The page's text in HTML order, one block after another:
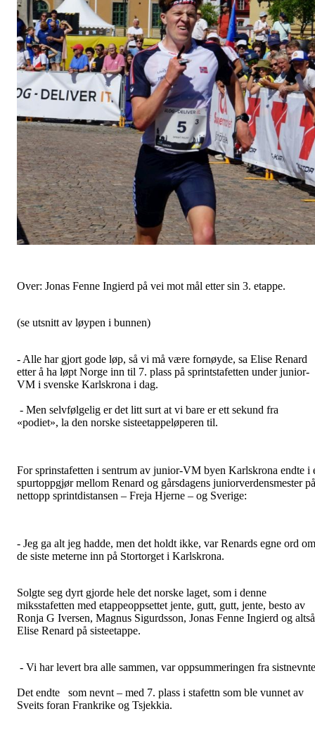
Over: Jonas Fenne Ingierd på vei mot mål etter sin 3. etappe.
(se utsnitt av løypen i bunnen)
- Alle har gjort gode løp, så vi må være fornøyde, sa Elise Renard
etter å ha løpt Norge inn til 7. plass på sprintstafetten under junior-
VM i svenske Karlskrona i dag.
- Men selvfølgelig er det litt surt at vi bare er ett sekund fra
«podiet», la den norske sisteetappeløperen til.
For sprinstafetten i sentrum av junior-VM byen Karlskrona endte i
spurtoppgjør mellom Renard og gårsdagens juniorverdensmester på
nettopp sprintdistansen – Freja Hjerne – og Sverige:
- Jeg ga alt jeg hadde, men det holdt ikke, var Renards egne ord om
de siste meterne inn på Stortorget i Karlskrona.
Solgte seg dyrt gjorde hele det norske laget, som i denne
miksstafetten med etappeoppsettet jente, gutt, gutt, jente, besto av
Ronja G Iversen, Magnus Sigurdsson, Jonas Fenne Ingierd og altså
Elise Renard på sisteetappe.
- Vi har levert bra alle sammen, var oppsummeringen fra
Det endte som nevnt – med 7. plass i stafettn som ble vunnet av
Sveits foran Frankrike og Tsjekkia.